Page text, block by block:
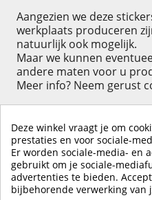
Aangezien we deze
werkplaats produceren
natuurlijk ook mogelijk.
Maar we kunnen
andere maten voor u
Meer info? Neem gerust
KLIK HIER OM EEN
Deze winkel vraagt je om
prestaties en voor sociale-
Er worden sociale-media- en
gebruikt om je sociale-
advertenties te bieden.
bijbehorende verwerking van